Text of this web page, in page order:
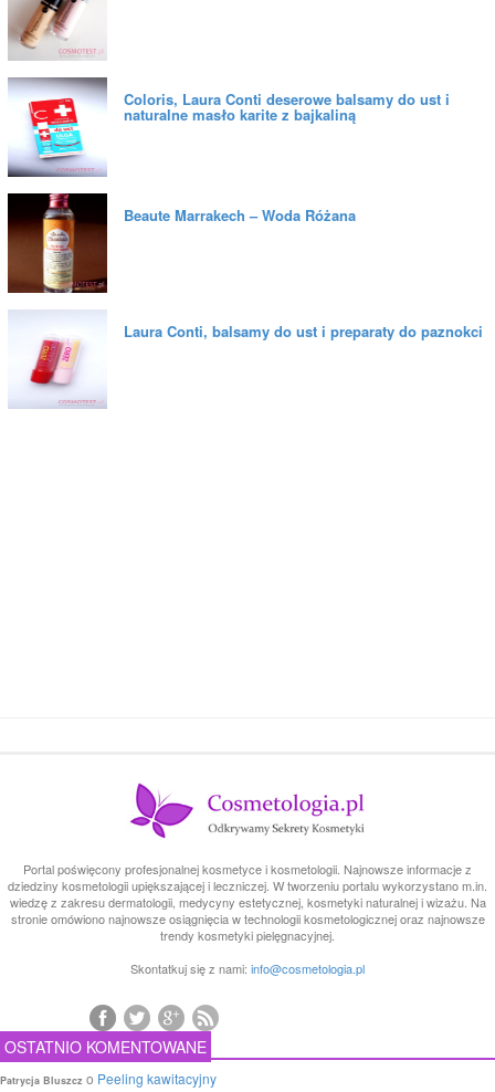
Coloris, Laura Conti deserowe balsamy do ust i
naturalne masło karite z bajkaliną
Beaute Marrakech – Woda Różana
Laura Conti, balsamy do ust i preparaty do paznokci
Portal poświęcony profesjonalnej kosmetyce i kosmetologii. Najnowsze informacje z
dziedziny kosmetologii upiększającej i leczniczej. W tworzeniu portalu wykorzystano m.in.
wiedzę z zakresu dermatologii, medycyny estetycznej, kosmetyki naturalnej i wizażu. Na
stronie omówiono najnowsze osiągnięcia w technologii kosmetologicznej oraz najnowsze
trendy kosmetyki pielęgnacyjnej.
Skontatkuj się z nami: info@cosmetologia.pl
OSTATNIO KOMENTOWANE
Patrycja Bluszcz o Peeling kawitacyjny